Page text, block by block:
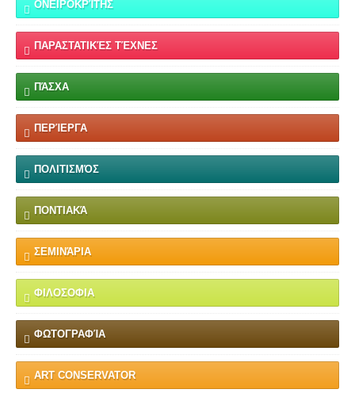
ΟΝΕΙΡΟΚΡΊΤΗΣ
ΠΑΡΑΣΤΑΤΙΚΈΣ ΤΈΧΝΕΣ
ΠΆΣΧΑ
ΠΕΡΊΕΡΓΑ
ΠΟΛΙΤΙΣΜΌΣ
ΠΟΝΤΙΑΚΆ
ΣΕΜΙΝΆΡΙΑ
ΦΙΛΟΣΟΦΙΑ
ΦΩΤΟΓΡΑΦΊΑ
ART CONSERVATOR